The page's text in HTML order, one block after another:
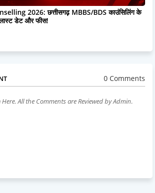
2026: छत्तीसगढ़ MBBS/BDS काउंसिलिंग के
डेट और फीस!
0 Comments
All the Comments are Reviewed by Admin.